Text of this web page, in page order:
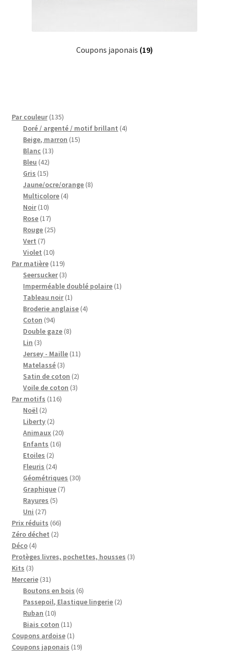
Coupons japonais (19)
Par couleur 135135
produits
Doré / argenté / motif brillant 44
Beige, marron 1515
Blanc 1313
Bleu 4242
produits
Gris 1515
produits
Jaune/ocre/orange 88
Multicolore 44
Noir 1010
produits
Rose 1717
produits
Rouge 2525
Vert 77
produits
Violet 1010
produits
Par matière 119119
produits
Seersucker 33
produits
Imperméable doublé polaire 11
Tableau noir 11
produit
Broderie anglaise 44
Coton 9494
produits
Double gaze 88
Lin 33
produits
Jersey - Maille 1111
Matelassé 33
produits
Satin de coton 22
produits
Voile de coton 33
Par motifs 116116
Noël 22
produits
Liberty 22
produits
Animaux 2020
Enfants 1616
Etoiles 22
produits
Fleuris 2424
produits
Géométriques 3030
Graphique 77
Rayures 55
Uni 2727
produits
Prix réduits 6666
Zéro déchet 22
Déco 44
produits
Protèges livres, pochettes, housses 33
Kits 33
produits
Mercerie 3131
produits
Boutons en bois 66
produits
Passepoil, Elastique lingerie 22
Ruban 1010
produits
Biais coton 1111
produits
Coupons ardoise 11
produit
Coupons japonais 1919